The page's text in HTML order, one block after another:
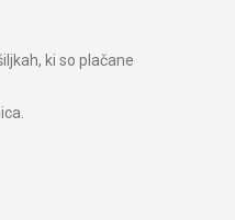
ki so plačane